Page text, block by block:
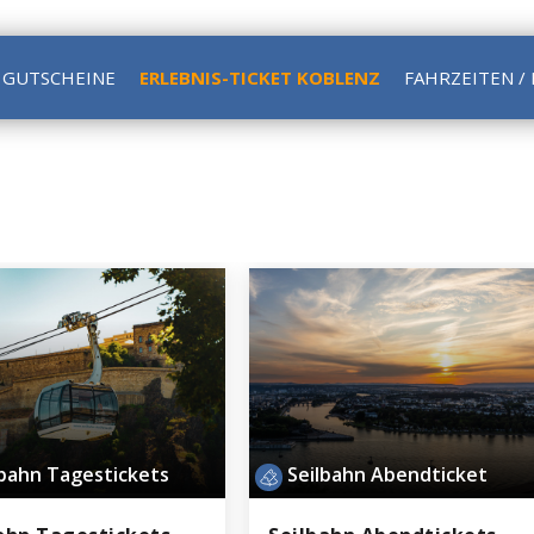
GUTSCHEINE ERLEBNIS-TICKET KOBLENZ FAHRZEITEN /
Tagestickets Seilbahn Abendticket